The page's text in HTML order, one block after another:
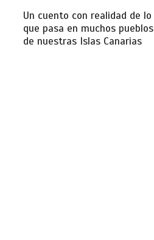
Un cuento con realidad de lo
que pasa en muchos pueblos
de nuestras Islas Canarias